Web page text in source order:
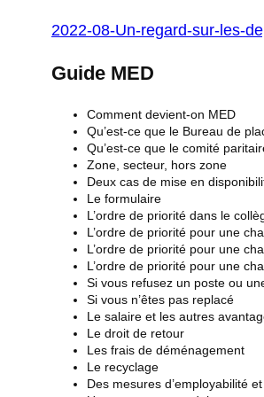
2022-08-Un-regard-sur-les-
Guide MED
Comment devient-on MED
Qu’est-ce que le Bureau de
Qu’est-ce que le comité
Zone, secteur, hors zone
Deux cas de mise en
Le formulaire
L’ordre de priorité dans le
L’ordre de priorité pour une
L’ordre de priorité pour une
L’ordre de priorité pour une
Si vous refusez un poste ou
Si vous n’êtes pas replacé
Le salaire et les autres
Le droit de retour
Les frais de déménagement
Le recyclage
Des mesures d’employabilité